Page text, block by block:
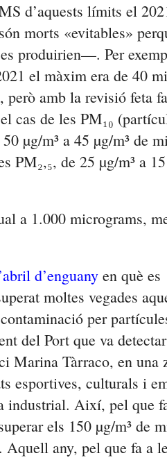
d’aquests límits el
morts «evitables»
produirien—. Per
el màxim era de 40
però amb la revisió feta
cas de les PM₁₀
µg/m³ a 45 µg/m³ de
PM₂,₅, de 25 µg/m³ a
a 1.000 micrograms,
d’enguany en què es
moltes vegades
per
del Port que va
Marina Tàrraco, en una
esportives, culturals i
industrial. Així, pel que
els 150 µg/m³ de
any, pel que fa a